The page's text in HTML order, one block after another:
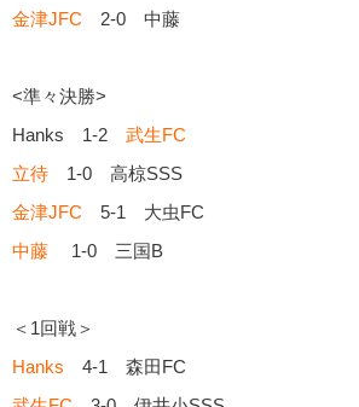
金津JFC 2-0 中藤
<準々決勝>
Hanks 1-2 武生FC
立待 1-0 高椋SSS
金津JFC 5-1 大虫FC
中藤 1-0 三国B
＜1回戦＞
Hanks 4-1 森田FC